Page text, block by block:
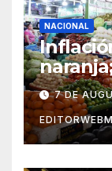
NACIONAL
México
7 DE